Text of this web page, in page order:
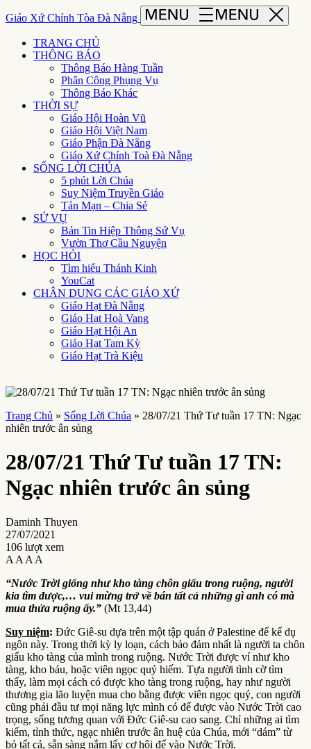
Giáo Xứ Chính Tòa Đà Nẵng
TRANG CHỦ
THÔNG BÁO
Thông Báo Hàng Tuần
Phân Công Phụng Vụ
Thông Báo Khác
THỜI SỰ
Giáo Hội Hoàn Vũ
Giáo Hội Việt Nam
Giáo Phận Đà Nẵng
Giáo Xứ Chính Toà Đà Nẵng
SỐNG LỜI CHÚA
5 phút Lời Chúa
Suy Niệm Truyền Giáo
Tản Mạn – Chia Sẻ
SỨ VỤ
Bản Tin Hiệp Thông Sứ Vụ
Vườn Thơ Cầu Nguyện
HỌC HỎI
Tìm hiểu Thánh Kinh
YouCat
CHÂN DUNG CÁC GIÁO XỨ
Giáo Hạt Đà Nẵng
Giáo Hạt Hoà Vang
Giáo Hạt Hội An
Giáo Hạt Tam Kỳ
Giáo Hạt Trà Kiệu
Trang Chủ » Sống Lời Chúa » 28/07/21 Thứ Tư tuần 17 TN: Ngạc
nhiên trước ân sủng
28/07/21 Thứ Tư tuần 17 TN:
Ngạc nhiên trước ân sủng
Daminh Thuyen
27/07/2021
106 lượt xem
A A A A
“Nước Trời giống như kho tàng chôn giấu trong ruộng, người
kia tìm được,… vui mừng trở về bán tất cả những gì anh có mà
mua thửa ruộng ấy.” (Mt 13,44)
Suy niệm: Đức Giê-su dựa trên một tập quán ở Palestine để kể dụ
ngôn này. Trong thời kỳ ly loạn, cách bảo đảm nhất là người ta chôn
giấu kho tàng của mình trong ruộng. Nước Trời được ví như kho
tàng, kho báu, hoặc viên ngọc quý hiếm. Tựa người tình cờ tìm
thấy, làm mọi cách có được kho tàng trong ruộng, hay như người
thương gia lão luyện mua cho bằng được viên ngọc quý, con người
cũng phải đầu tư mọi năng lực mình có để được vào Nước Trời cao
trọng, sống tương quan với Đức Giê-su cao sang. Chỉ những ai tìm
kiếm, tỉnh thức, ngạc nhiên trước ân huệ của Chúa, mới “dám” từ
bỏ tất cả, sẵn sàng nắm lấy cơ hội để vào Nước Trời.